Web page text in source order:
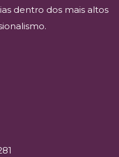
dentro dos mais altos